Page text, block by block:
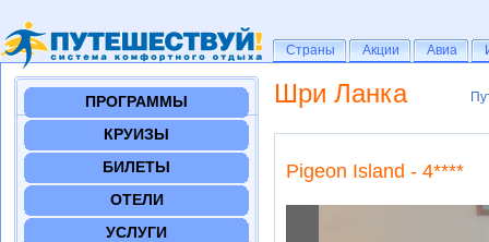
Шри Ланка
Pigeon Island - 4****
ПРОГРАММЫ
КРУИЗЫ
БИЛЕТЫ
ОТЕЛИ
УСЛУГИ
Страны
Страны Акции
Акции Авиа
Авиа